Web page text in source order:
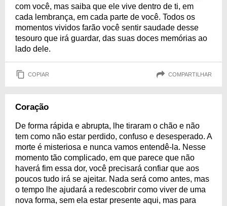
com você, mas saiba que ele vive dentro de ti, em
cada lembrança, em cada parte de você. Todos os
momentos vividos farão você sentir saudade desse
tesouro que irá guardar, das suas doces memórias ao
lado dele.
COPIAR COMPARTILHAR
Coração
De forma rápida e abrupta, lhe tiraram o chão e não
tem como não estar perdido, confuso e desesperado. A
morte é misteriosa e nunca vamos entendê-la. Nesse
momento tão complicado, em que parece que não
haverá fim essa dor, você precisará confiar que aos
poucos tudo irá se ajeitar. Nada será como antes, mas
o tempo lhe ajudará a redescobrir como viver de uma
nova forma, sem ela estar presente aqui, mas para